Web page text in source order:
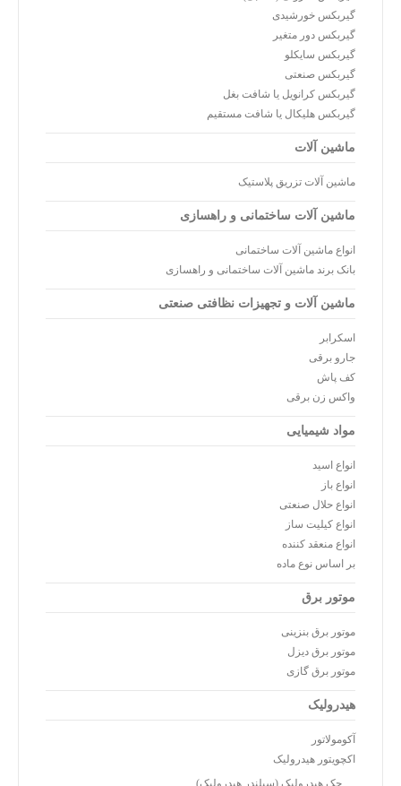
گیربکس خورشیدی
گیربکس دور متغیر
گیربکس سایکلو
گیربکس صنعتی
گیربکس کرانویل یا شافت بغل
گیربکس هلیکال یا شافت مستقیم
ماشین آلات
ماشین آلات تزریق پلاستیک
ماشین آلات ساختمانی و راهسازی
انواع ماشین آلات ساختمانی
بانک برند ماشین آلات ساختمانی و راهسازی
ماشین آلات و تجهیزات نظافتی صنعتی
اسکرابر
جارو برقی
کف پاش
واکس زن برقی
مواد شیمیایی
انواع اسید
انواع باز
انواع حلال صنعتی
انواع کیلیت ساز
انواع منعقد کننده
بر اساس نوع ماده
موتور برق
موتور برق بنزینی
موتور برق دیزل
موتور برق گازی
هیدرولیک
آکومولاتور
اکچویتور هیدرولیک
جک هیدرولیک (سیلندر هیدرولیک)